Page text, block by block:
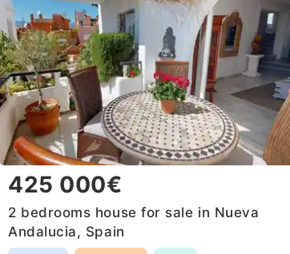
425 000€
2 bedrooms house for sale in Nueva
Andalucia, Spain